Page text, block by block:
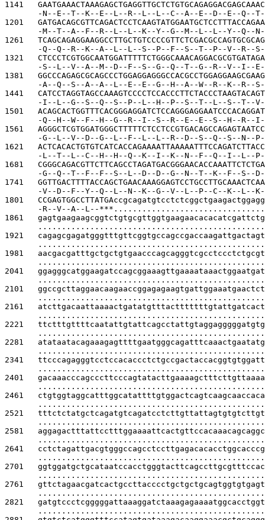
1141
-N--E--T--K--E--L--R--L--L--C--A--E--D--E--Q--
1201
-M--T--A--F--R--L--L--K--Y--G--M--L--L--Y--Q--
1261
-Q--Q--R--K--A--L--L--S--P--F--S--T--P--V--R--
1321
-S--L--V--A--M--D--F--S--G--Q--T--G--R--V--I--
1381
-A--Q--S--A--A--L--E--E--G--H--A--W--R--K--R--
1441
-I--L--G--S--Q--S--P--L--H--P--S--T--L--S--T--
1501
-Q--H--W--F--H--G--R--I--S--R--E--E--S--H--R--
1561
-G--L--V--D--G--L--F--L--L--R--D--S--Q--S--N--
1621
-L--T--L--C--H--H--Q--K--I--K--N--F--Q--I--L--
1681
-G--Q--T--F--F--S--L--D--D--G--N--T--K--F--S--
1741
-V--D--F--Y--Q--L--N--K--G--V--L--P--C--K--L--
1801
-R--V--A--L--
1861
1921
1981
2041
2101
2161
2221
2281
2341
2401
2461
2521
2581
2641
2701
2761
2821